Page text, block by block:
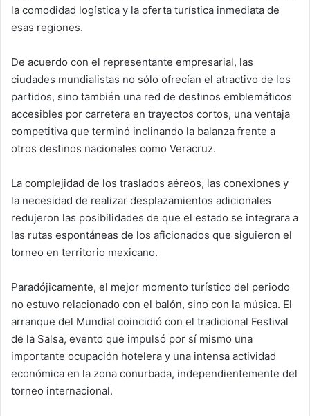
la comodidad logística y la oferta turística inmediata de
esas regiones.
De acuerdo con el representante empresarial, las
ciudades mundialistas no sólo ofrecían el atractivo de los
partidos, sino también una red de destinos emblemáticos
accesibles por carretera en trayectos cortos, una ventaja
competitiva que terminó inclinando la balanza frente a
otros destinos nacionales como Veracruz.
La complejidad de los traslados aéreos, las conexiones y
la necesidad de realizar desplazamientos adicionales
redujeron las posibilidades de que el estado se integrara a
las rutas espontáneas de los aficionados que siguieron el
torneo en territorio mexicano.
Paradójicamente, el mejor momento turístico del periodo
no estuvo relacionado con el balón, sino con la música. El
arranque del Mundial coincidió con el tradicional Festival
de la Salsa, evento que impulsó por sí mismo una
importante ocupación hotelera y una intensa actividad
económica en la zona conurbada, independientemente del
torneo internacional.